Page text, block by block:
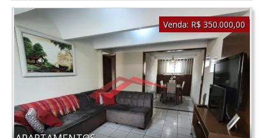
Venda: R$ 350.000,00